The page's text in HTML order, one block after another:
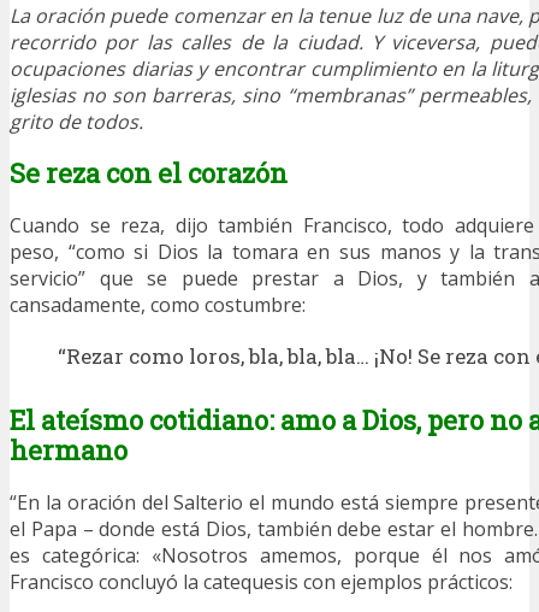
La oración puede comenzar en la tenue luz de una nave,
recorrido por las calles de la ciudad. Y viceversa,
ocupaciones diarias y encontrar cumplimiento en la
iglesias no son barreras, sino “membranas”
grito de todos.
Se reza con el corazón
Cuando se reza, dijo también Francisco, todo
peso, “como si Dios la tomara en sus manos y la
servicio” que se puede prestar a Dios, y también
cansadamente, como costumbre:
“Rezar como loros, bla, bla, bla… ¡No! Se reza con
El ateísmo cotidiano: amo a Dios, pero no
hermano
“En la oración del Salterio el mundo está siempre
el Papa – donde está Dios, también debe estar el
es categórica: «Nosotros amemos, porque él nos
Francisco concluyó la catequesis con ejemplos prácticos: